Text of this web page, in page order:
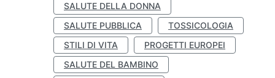
SALUTE DELLA DONNA
SALUTE PUBBLICA
TOSSICOLOGIA
STILI DI VITA
PROGETTI EUROPEI
SALUTE DEL BAMBINO